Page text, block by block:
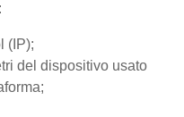
(IP);
del dispositivo usato